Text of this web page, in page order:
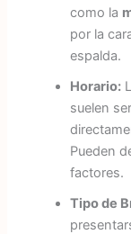
como la
por la
espalda.
Horario:
suelen ser
Pueden
factores.
Tipo de